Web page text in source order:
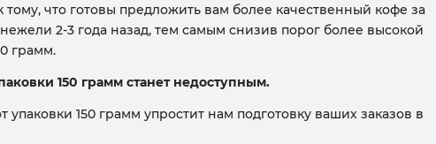
что готовы предложить вам более качественный кофе за
2-3 года назад, тем самым снизив порог более высокой
грамм.
150 грамм станет недоступным.
упаковки 150 грамм упростит нам подготовку ваших заказов в